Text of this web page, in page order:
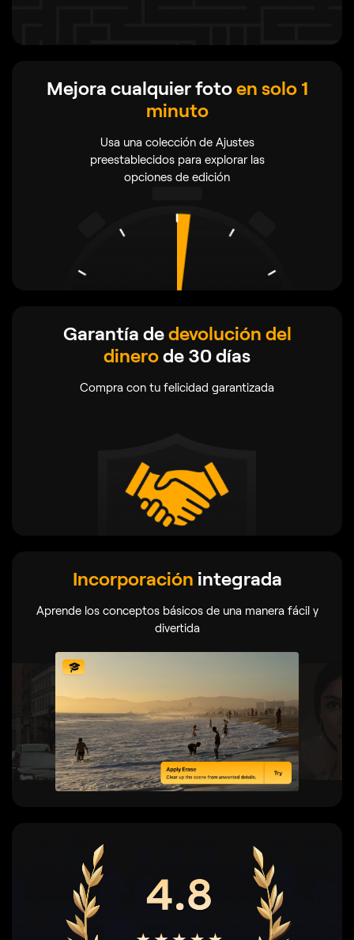
Mejora cualquier fotoen solo 1
minuto
Usa una colección de Ajustes
preestablecidos para explorar las
opciones de edición
Garantía dedevolución del
dinerode 30 días
Compra con tu felicidad garantizada
Incorporación integrada
Aprende los conceptos básicos de una manera fácil y
divertida